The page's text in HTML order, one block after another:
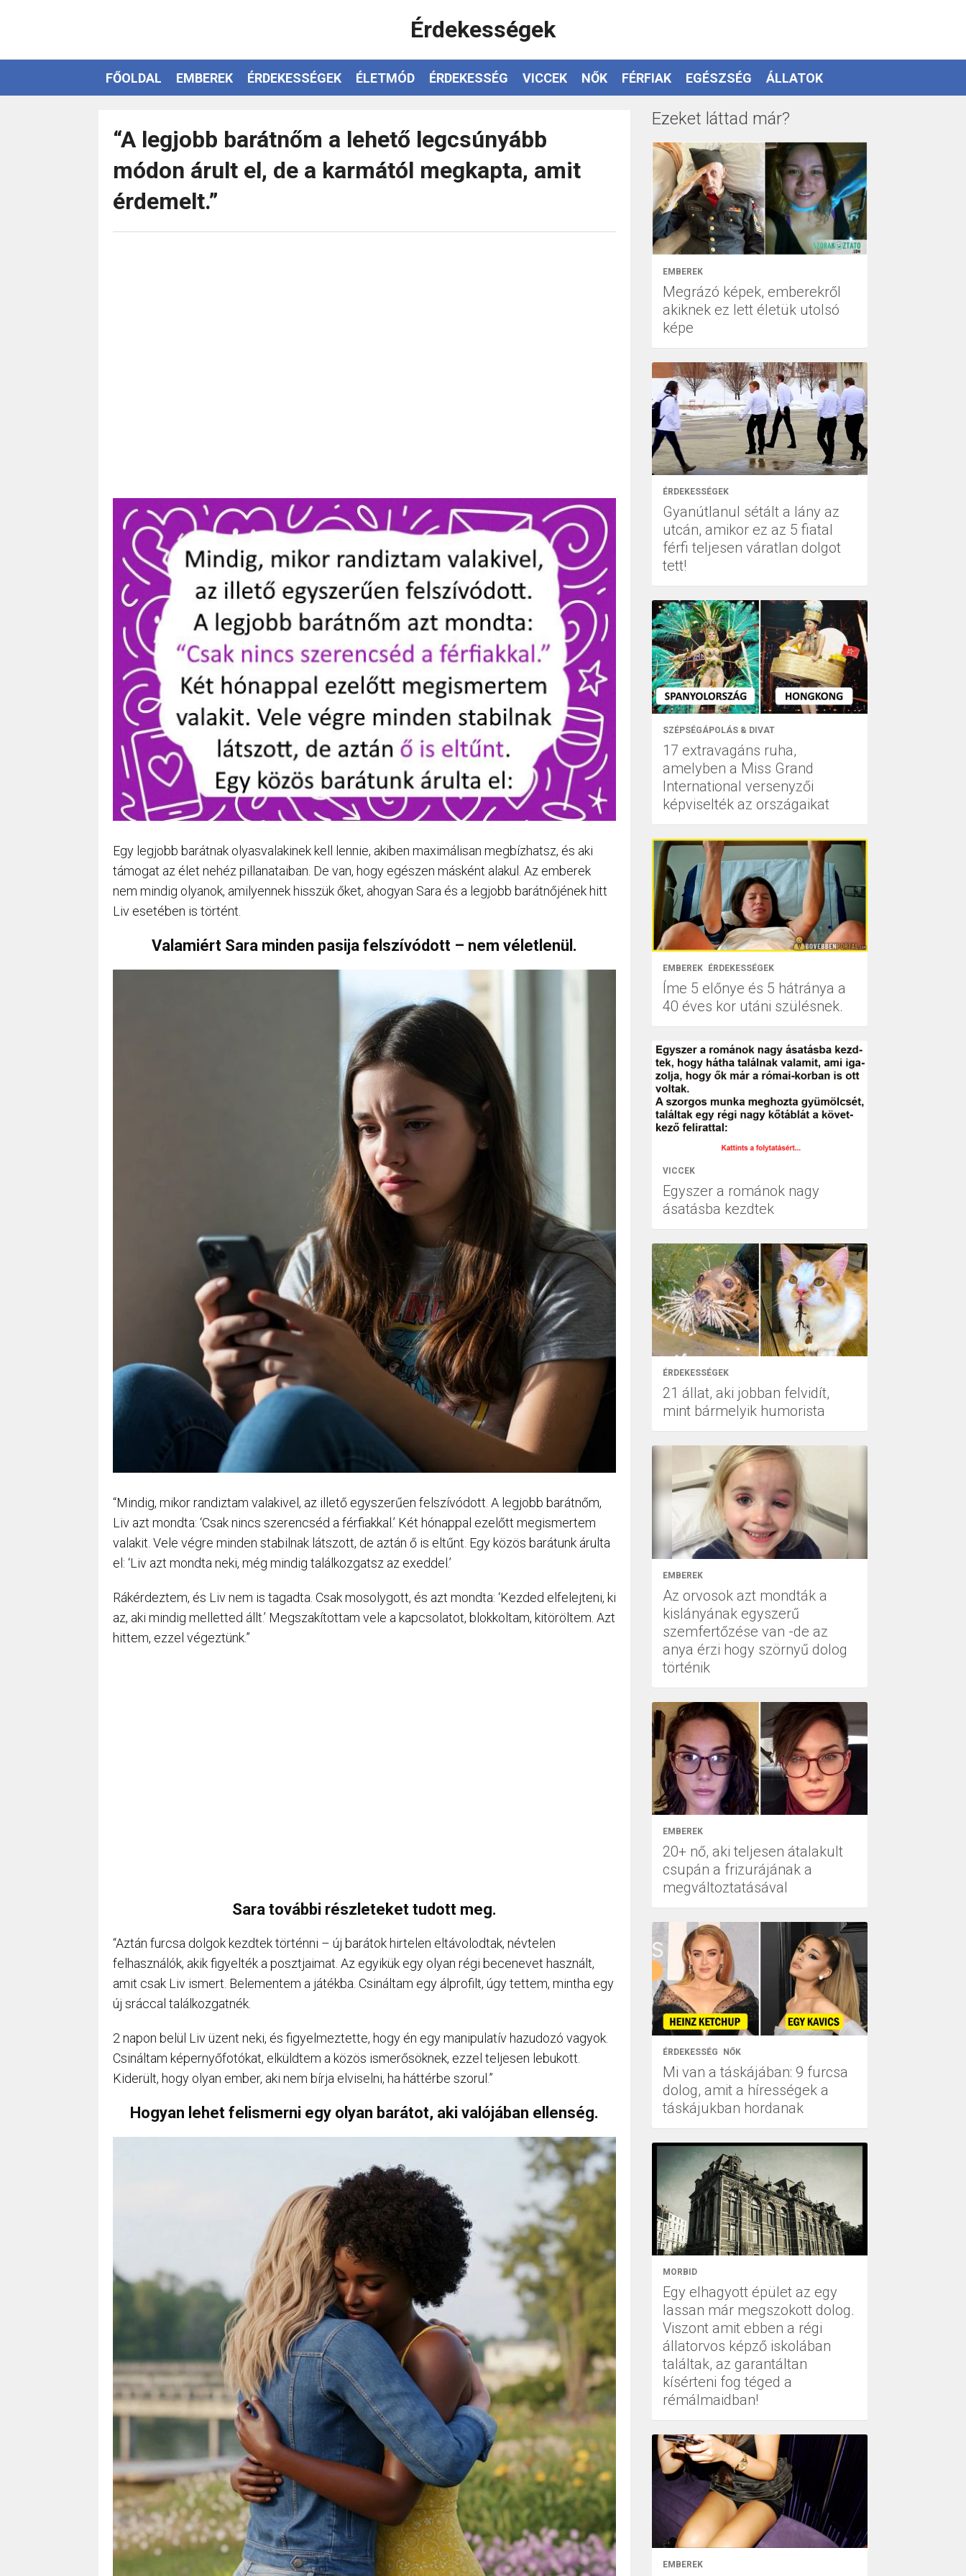
Érdekességek
FŐOLDAL EMBEREK ÉRDEKESSÉGEK ÉLETMÓD ÉRDEKESSÉG VICCEK NŐK FÉRFIAK EGÉSZSÉG ÁLLATOK
“A legjobb barátnőm a lehető legcsúnyább
módon árult el, de a karmától megkapta, amit
érdemelt.”
Egy legjobb barátnak olyasvalakinek kell lennie, akiben maximálisan megbízhatsz, és aki
támogat az élet nehéz pillanataiban. De van, hogy egészen másként alakul. Az emberek
nem mindig olyanok, amilyennek hisszük őket, ahogyan Sara és a legjobb barátnőjének hitt
Liv esetében is történt.
Valamiért Sara minden pasija felszívódott – nem véletlenül.
“Mindig, mikor randiztam valakivel, az illető egyszerűen felszívódott. A legjobb barátnőm,
Liv azt mondta: ‘Csak nincs szerencséd a férfiakkal.’ Két hónappal ezelőtt megismertem
valakit. Vele végre minden stabilnak látszott, de aztán ő is eltűnt. Egy közös barátunk árulta
el: ‘Liv azt mondta neki, még mindig találkozgatsz az exeddel.’
Rákérdeztem, és Liv nem is tagadta. Csak mosolygott, és azt mondta: ‘Kezded elfelejteni, ki
az, aki mindig melletted állt.’ Megszakítottam vele a kapcsolatot, blokkoltam, kitöröltem. Azt
hittem, ezzel végeztünk.”
Sara további részleteket tudott meg.
“Aztán furcsa dolgok kezdtek történni – új barátok hirtelen eltávolodtak, névtelen
felhasználók, akik figyelték a posztjaimat. Az egyikük egy olyan régi becenevet használt,
amit csak Liv ismert. Belementem a játékba. Csináltam egy álprofilt, úgy tettem, mintha egy
új sráccal találkozgatnék.
2 napon belül Liv üzent neki, és figyelmeztette, hogy én egy manipulatív hazudozó vagyok.
Csináltam képernyőfotókat, elküldtem a közös ismerősöknek, ezzel teljesen lebukott.
Kiderült, hogy olyan ember, aki nem bírja elviselni, ha háttérbe szorul.”
Hogyan lehet felismerni egy olyan barátot, aki valójában ellenség.
Ezeket láttad már?
EMBEREK
Megrázó képek, emberekről
akiknek ez lett életük utolsó
képe
ÉRDEKESSÉGEK
Gyanútlanul sétált a lány az
utcán, amikor ez az 5 fiatal
férfi teljesen váratlan dolgot
tett!
SZÉPSÉGÁPOLÁS & DIVAT
17 extravagáns ruha,
amelyben a Miss Grand
International versenyzői
képviselték az országaikat
EMBEREK ÉRDEKESSÉGEK
Íme 5 előnye és 5 hátránya a
40 éves kor utáni szülésnek.
VICCEK
Egyszer a románok nagy
ásatásba kezdtek
ÉRDEKESSÉGEK
21 állat, aki jobban felvidít,
mint bármelyik humorista
EMBEREK
Az orvosok azt mondták a
kislányának egyszerű
szemfertőzése van -de az
anya érzi hogy szörnyű dolog
történik
EMBEREK
20+ nő, aki teljesen átalakult
csupán a frizurájának a
megváltoztatásával
ÉRDEKESSÉG NŐK
Mi van a táskájában: 9 furcsa
dolog, amit a hírességek a
táskájukban hordanak
MORBID
Egy elhagyott épület az egy
lassan már megszokott dolog.
Viszont amit ebben a régi
állatorvos képző iskolában
találtak, az garantáltan
kísérteni fog téged a
rémálmaidban!
EMBEREK